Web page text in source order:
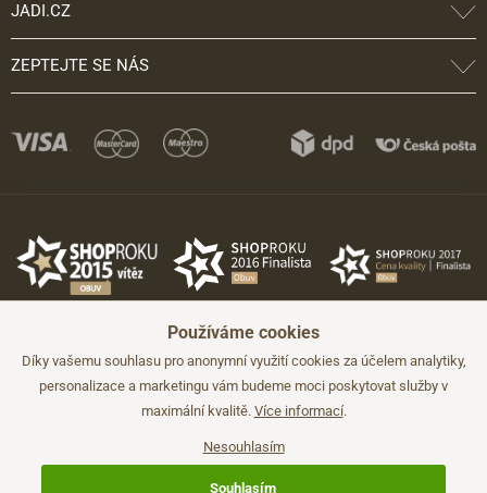
JADI.CZ
ZEPTEJTE SE NÁS
©2026 JADI.cz. Užití materiálů bez souhlasu není možné.
Používáme cookies
Díky vašemu souhlasu pro anonymní využití cookies za účelem analytiky,
personalizace a marketingu vám budeme moci poskytovat služby v
maximální kvalitě. Více informací.
Nesouhlasím
Souhlasím